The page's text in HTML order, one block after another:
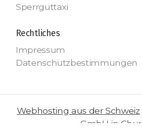
Sperrguttaxi
Rechtliches
Impressum
Datenschutzbestimmungen
Webhosting aus der Schweiz
GmbH in Chur